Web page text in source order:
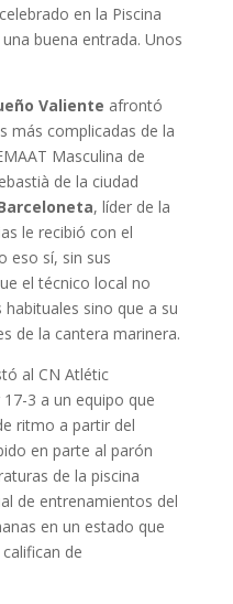
en la Piscina
buena entrada. Unos
Valiente afrontó
más complicadas de la
Masculina de
de la ciudad
, líder de la
le recibió con el
eso sí, sin sus
el técnico local no
sino que a su
de la cantera marinera.
al CN Atlétic
3 a un equipo que
ritmo a partir del
en parte al parón
de la piscina
de entrenamientos del
en un estado que
de